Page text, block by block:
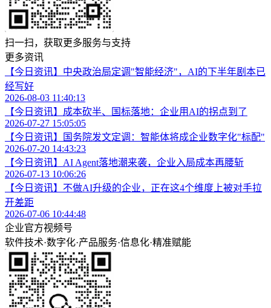
扫一扫，获取更多服务与支持
更多资讯
【今日资讯】中央政治局定调"智能经济"，AI的下半年剧本已
经写好
2026-08-03 11:40:13
【今日资讯】成本砍半、国标落地：企业用AI的拐点到了
2026-07-27 15:05:05
【今日资讯】国务院发文定调：智能体将成企业数字化"标配"
2026-07-20 14:43:23
【今日资讯】AI Agent落地潮来袭，企业入局成本再腰斩
2026-07-13 10:06:26
【今日资讯】不做AI升级的企业，正在这4个维度上被对手拉
开差距
2026-07-06 10:44:48
企业官方视频号
软件技术·数字化·产品服务·信息化·精准赋能